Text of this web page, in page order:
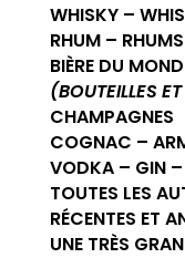
WHISKY –
RHUM –
BIÈRE DU
(BOUTEILLES
CHAMPAGNES
COGNAC –
VODKA – GIN –
TOUTES LES
RÉCENTES ET
UNE TRÈS